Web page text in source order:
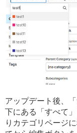
アップデート後、
下にある「すべて
りカテゴリページ